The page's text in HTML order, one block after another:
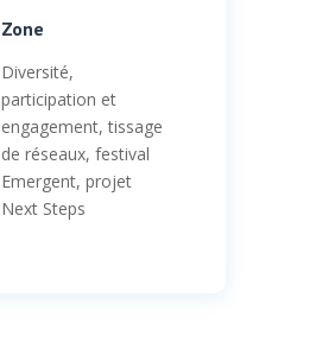
Zone
Diversité,
participation et
engagement, tissage
de réseaux, festival
Emergent, projet
Next Steps